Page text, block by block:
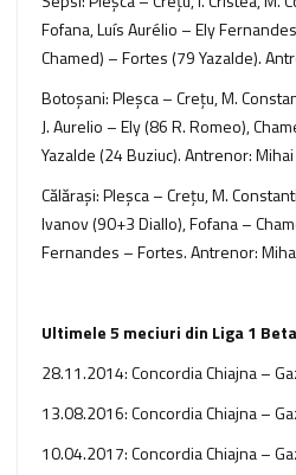
Fofana, Luís Aurélio – Ely
Chamed) – Fortes (79 Yazalde).
Botoşani: Pleşca – Creţu, M.
J. Aurelio – Ely (86 R. Romeo),
Yazalde (24 Buziuc). Antrenor:
Călăraşi: Pleşca – Creţu, M.
Ivanov (90+3 Diallo), Fofana –
Fernandes – Fortes. Antrenor:
Ultimele 5 meciuri din Liga 1
28.11.2014: Concordia Chiajna –
13.08.2016: Concordia Chiajna –
10.04.2017: Concordia Chiajna –